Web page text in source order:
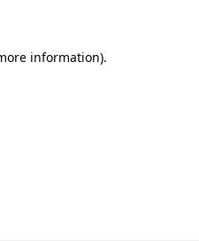
information).